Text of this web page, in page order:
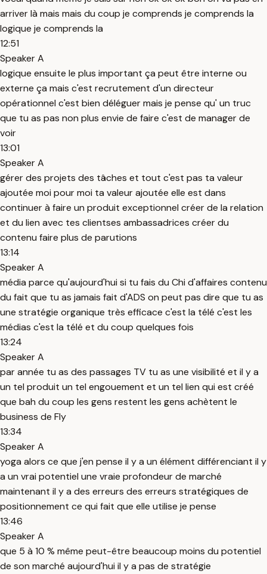
arriver là mais mais du coup je comprends je comprends la
logique je comprends la
12:51
Speaker A
logique ensuite le plus important ça peut être interne ou
externe ça mais c'est recrutement d'un directeur
opérationnel c'est bien déléguer mais je pense qu' un truc
que tu as pas non plus envie de faire c'est de manager de
voir
13:01
Speaker A
gérer des projets des tâches et tout c'est pas ta valeur
ajoutée moi pour moi ta valeur ajoutée elle est dans
continuer à faire un produit exceptionnel créer de la relation
et du lien avec tes clientses ambassadrices créer du
contenu faire plus de parutions
13:14
Speaker A
média parce qu'aujourd'hui si tu fais du Chi d'affaires contenu
du fait que tu as jamais fait d'ADS on peut pas dire que tu as
une stratégie organique très efficace c'est la télé c'est les
médias c'est la télé et du coup quelques fois
13:24
Speaker A
par année tu as des passages TV tu as une visibilité et il y a
un tel produit un tel engouement et un tel lien qui est créé
que bah du coup les gens restent les gens achètent le
business de Fly
13:34
Speaker A
yoga alors ce que j'en pense il y a un élément différenciant il y
a un vrai potentiel une vraie profondeur de marché
maintenant il y a des erreurs des erreurs stratégiques de
positionnement ce qui fait que elle utilise je pense
13:46
Speaker A
que 5 à 10 % même peut-être beaucoup moins du potentiel
de son marché aujourd'hui il y a pas de stratégie